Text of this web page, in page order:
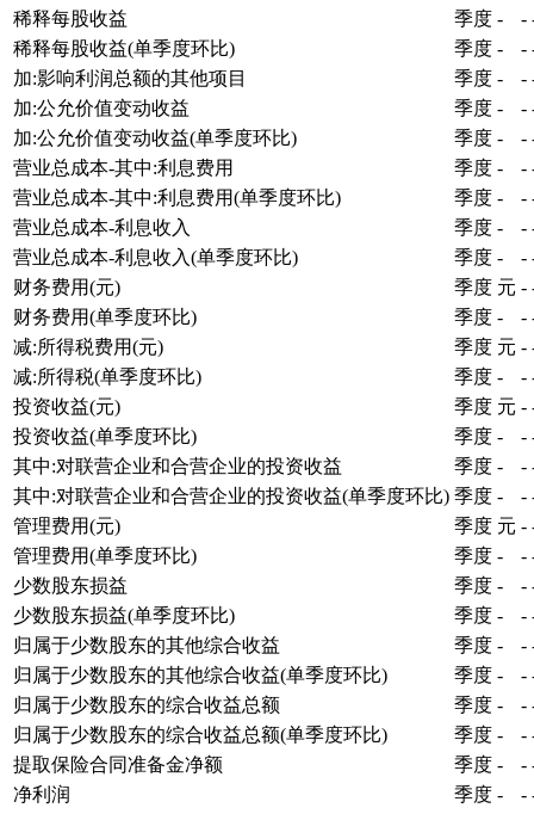
稀释每股收益
季度 - -
稀释每股收益(单季度环比)
季度 - -
加:影响利润总额的其他项目
季度 - -
加:公允价值变动收益
季度 - -
加:公允价值变动收益(单季度环比)
季度 - -
营业总成本-其中:利息费用
季度 - -
营业总成本-其中:利息费用(单季度环比)
季度 - -
营业总成本-利息收入
季度 - -
营业总成本-利息收入(单季度环比)
季度 - -
财务费用(元)
季度 元 -
财务费用(单季度环比)
季度 - -
减:所得税费用(元)
季度 元 -
减:所得税(单季度环比)
季度 - -
投资收益(元)
季度 元 -
投资收益(单季度环比)
季度 - -
其中:对联营企业和合营企业的投资收益
季度 - -
其中:对联营企业和合营企业的投资收益(单季度环比) 季度 - -
管理费用(元)
季度 元 -
管理费用(单季度环比)
季度 - -
少数股东损益
季度 - -
少数股东损益(单季度环比)
季度 - -
归属于少数股东的其他综合收益
季度 - -
归属于少数股东的其他综合收益(单季度环比)
季度 - -
归属于少数股东的综合收益总额
季度 - -
归属于少数股东的综合收益总额(单季度环比)
季度 - -
提取保险合同准备金净额
季度 - -
净利润
季度 - -